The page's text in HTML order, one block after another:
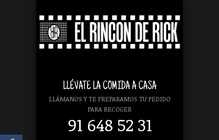
LLÉVATE LA COMIDA A CASA
LLÁMANOS Y TE PREPARAMOS TU PEDIDO
PARA RECOGER
91 648 52 31